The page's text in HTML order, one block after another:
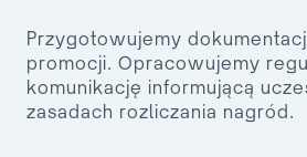
Przygotowujemy
promocji. Opracowujemy
komunikację informującą
zasadach rozliczania nagród.